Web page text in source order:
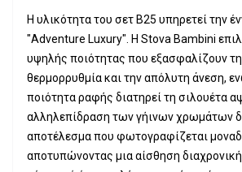
Η υλικότητα του σετ B25 υπηρετεί την
"Adventure Luxury". Η Stova Bambini
υψηλής ποιότητας που εξασφαλίζουν
θερμορρυθμία και την απόλυτη άνεση,
ποιότητα ραφής διατηρεί τη σιλουέτα
αλληλεπίδραση των γήινων χρωμάτων
αποτέλεσμα που φωτογραφίζεται
αποτυπώνοντας μια αίσθηση